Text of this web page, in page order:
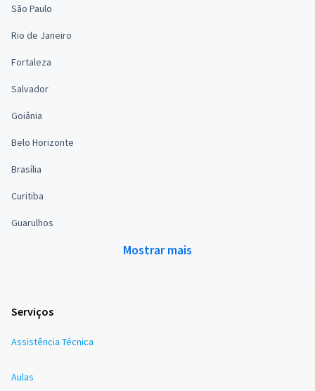
São Paulo
Rio de Janeiro
Fortaleza
Salvador
Goiânia
Belo Horizonte
Brasília
Curitiba
Guarulhos
Mostrar mais
Serviços
Assistência Técnica
Aulas